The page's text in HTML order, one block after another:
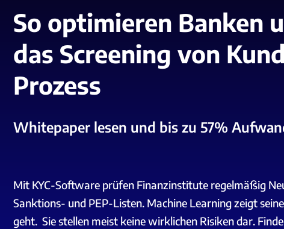
So optimieren Banken
das Screening von
Prozess
Whitepaper lesen und bis zu 57%
Mit KYC-Software prüfen Finanzinstitute regelmäßig
Sanktions- und PEP-Listen. Machine Learning zeigt
geht. Sie stellen meist keine wirklichen Risiken dar.